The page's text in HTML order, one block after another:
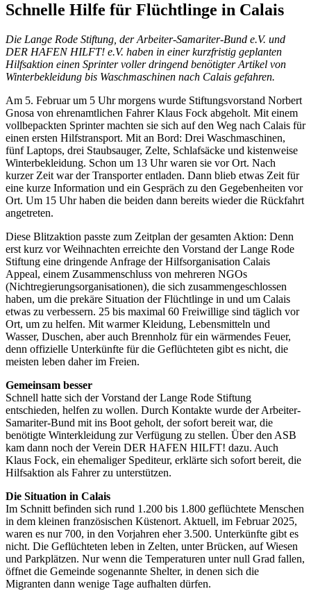
Schnelle Hilfe für Flüchtlinge in Calais
Die Lange Rode Stiftung, der Arbeiter-Samariter-Bund e.V. und
DER HAFEN HILFT! e.V. haben in einer kurzfristig geplanten
Hilfsaktion einen Sprinter voller dringend benötigter Artikel von
Winterbekleidung bis Waschmaschinen nach Calais gefahren.
Am 5. Februar um 5 Uhr morgens wurde Stiftungsvorstand Norbert
Gnosa von ehrenamtlichen Fahrer Klaus Fock abgeholt. Mit einem
vollbepackten Sprinter machten sie sich auf den Weg nach Calais für
einen ersten Hilfstransport. Mit an Bord: Drei Waschmaschinen,
fünf Laptops, drei Staubsauger, Zelte, Schlafsäcke und kistenweise
Winterbekleidung. Schon um 13 Uhr waren sie vor Ort. Nach
kurzer Zeit war der Transporter entladen. Dann blieb etwas Zeit für
eine kurze Information und ein Gespräch zu den Gegebenheiten vor
Ort. Um 15 Uhr haben die beiden dann bereits wieder die Rückfahrt
angetreten.
Diese Blitzaktion passte zum Zeitplan der gesamten Aktion: Denn
erst kurz vor Weihnachten erreichte den Vorstand der Lange Rode
Stiftung eine dringende Anfrage der Hilfsorganisation Calais
Appeal, einem Zusammenschluss von mehreren NGOs
(Nichtregierungsorganisationen), die sich zusammengeschlossen
haben, um die prekäre Situation der Flüchtlinge in und um Calais
etwas zu verbessern. 25 bis maximal 60 Freiwillige sind täglich vor
Ort, um zu helfen. Mit warmer Kleidung, Lebensmitteln und
Wasser, Duschen, aber auch Brennholz für ein wärmendes Feuer,
denn offizielle Unterkünfte für die Geflüchteten gibt es nicht, die
meisten leben daher im Freien.
Gemeinsam besser
Schnell hatte sich der Vorstand der Lange Rode Stiftung
entschieden, helfen zu wollen. Durch Kontakte wurde der Arbeiter-
Samariter-Bund mit ins Boot geholt, der sofort bereit war, die
benötigte Winterkleidung zur Verfügung zu stellen. Über den ASB
kam dann noch der Verein DER HAFEN HILFT! dazu. Auch
Klaus Fock, ein ehemaliger Spediteur, erklärte sich sofort bereit, die
Hilfsaktion als Fahrer zu unterstützen.
Die Situation in Calais
Im Schnitt befinden sich rund 1.200 bis 1.800 geflüchtete Menschen
in dem kleinen französischen Küstenort. Aktuell, im Februar 2025,
waren es nur 700, in den Vorjahren eher 3.500. Unterkünfte gibt es
nicht. Die Geflüchteten leben in Zelten, unter Brücken, auf Wiesen
und Parkplätzen. Nur wenn die Temperaturen unter null Grad fallen,
öffnet die Gemeinde sogenannte Shelter, in denen sich die
Migranten dann wenige Tage aufhalten dürfen.